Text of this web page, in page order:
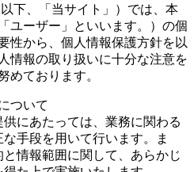
下、「当サイト」）では、本
ユーザー」といいます。）の個
性から、個人情報保護方針を以
情報の取り扱いに十分な注意を
めております。
ついて
にあたっては、業務に関わる
手段を用いて行います。ま
情報範囲に関して、あらかじ